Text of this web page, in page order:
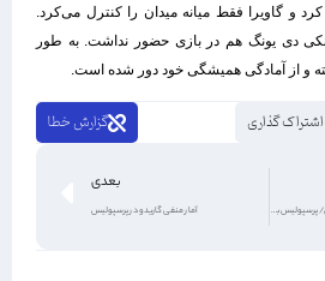
و گاویرا‌ فقط میانه میدان را کنترل می‌کرد.
دی یونگ هم در بازی حضور نداشت. به طور
و از آمادگی همیشگی خود دور شده است.
گذاری گزارش خطا
رکورد تلخ پرسپولیس مقابل سپاهان/ پرسپولیس به دنبال پایان دادن به این رکورد
بعدی
آمار منفی گاریدو در پرسپولیس